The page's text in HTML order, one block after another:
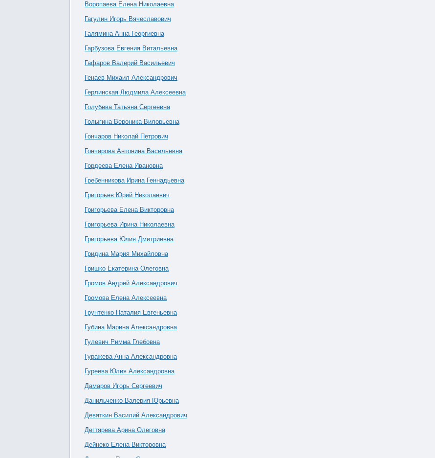
Воропаева Елена Николаевна
Гагулин Игорь Вячеславович
Галямина Анна Георгиевна
Гарбузова Евгения Витальевна
Гафаров Валерий Васильевич
Генаев Михаил Александрович
Герлинская Людмила Алексеевна
Голубева Татьяна Сергеевна
Голыгина Вероника Вилорьевна
Гончаров Николай Петрович
Гончарова Антонина Васильевна
Гордеева Елена Ивановна
Гребенникова Ирина Геннадьевна
Григорьев Юрий Николаевич
Григорьева Елена Викторовна
Григорьева Ирина Николаевна
Григорьева Юлия Дмитриевна
Гридина Мария Михайловна
Гришко Екатерина Олеговна
Громов Андрей Александрович
Громова Елена Алексеевна
Грунтенко Наталия Евгеньевна
Губина Марина Александровна
Гулевич Римма Глебовна
Гуражева Анна Александровна
Гуреева Юлия Александровна
Дамаров Игорь Сергеевич
Данильченко Валерия Юрьевна
Девяткин Василий Александрович
Дегтярева Арина Олеговна
Дейнеко Елена Викторовна